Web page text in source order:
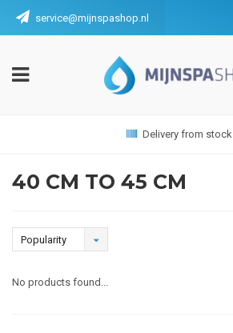
service@mijnspashop.nl
Delivery from stock
40 CM TO 45 CM
Popularity
No products found...